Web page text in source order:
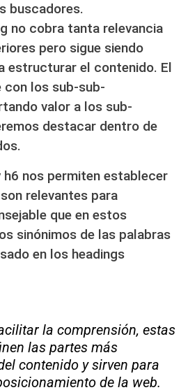
buscadores.
no cobra tanta relevancia
pero sigue siendo
estructurar el contenido. El
con los sub-sub-
valor a los sub-
destacar dentro de
h6 nos permiten establecer
relevantes para
que en estos
sinónimos de las palabras
en los headings
la comprensión, estas
las partes más
contenido y sirven para
de la web.